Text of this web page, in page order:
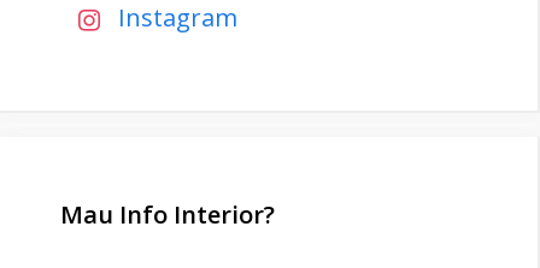
Instagram
Mau Info Interior?